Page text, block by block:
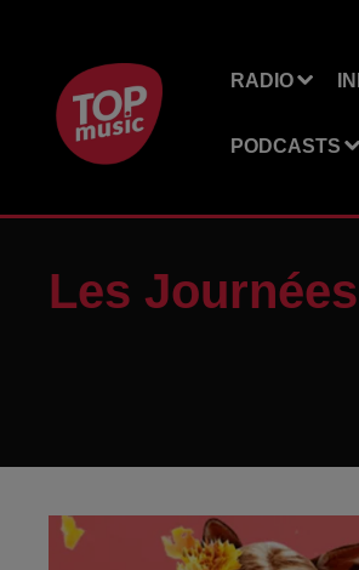
RADIO
PODCASTS
Les